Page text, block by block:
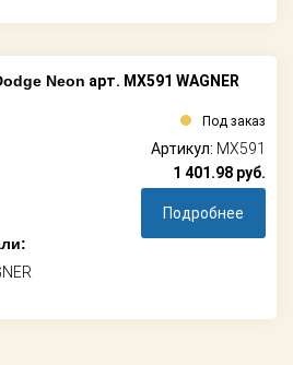
Neon арт. MX591 WAGNER
Под заказ
Артикул: MX591
1 401.98 руб.
Подробнее